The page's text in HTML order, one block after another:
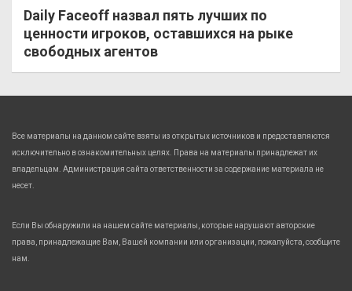
Daily Faceoff назвал пять лучших по
ценности игроков, оставшихся на рыке
свободных агентов
Все материалы на данном сайте взяты из открытых источников и предоставляются
исключительно в ознакомительных целях. Права на материалы принадлежат их
владельцам. Администрация сайта ответственности за содержание материала не
несет.
Если Вы обнаружили на нашем сайте материалы, которые нарушают авторские
права, принадлежащие Вам, Вашей компании или организации, пожалуйста, сообщите
нам.